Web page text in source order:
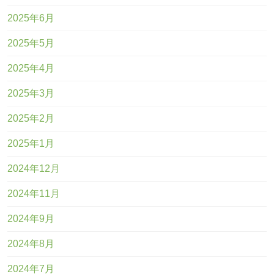
2025年6月
2025年5月
2025年4月
2025年3月
2025年2月
2025年1月
2024年12月
2024年11月
2024年9月
2024年8月
2024年7月